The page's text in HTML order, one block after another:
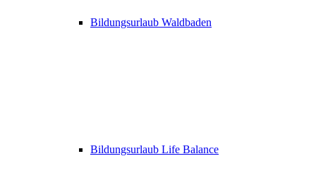
Bildungsurlaub Waldbaden
Bildungsurlaub Life Balance